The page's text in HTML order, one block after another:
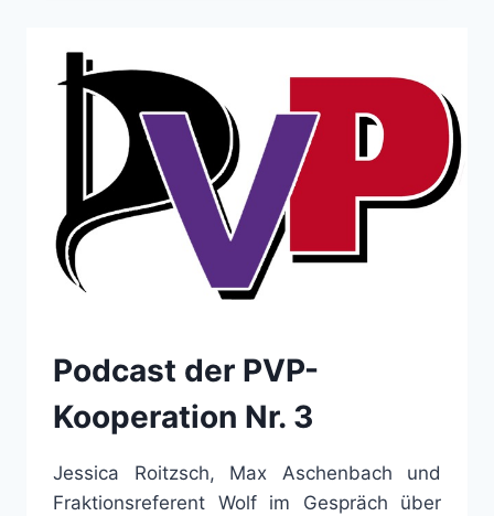
Podcast der PVP-
Kooperation Nr. 3
Jessica Roitzsch, Max Aschenbach und
Fraktionsreferent Wolf im Gespräch über